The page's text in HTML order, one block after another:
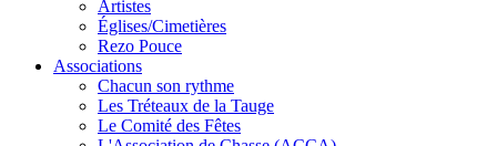
Artistes
Églises/Cimetières
Rezo Pouce
Associations
Chacun son rythme
Les Tréteaux de la Tauge
Le Comité des Fêtes